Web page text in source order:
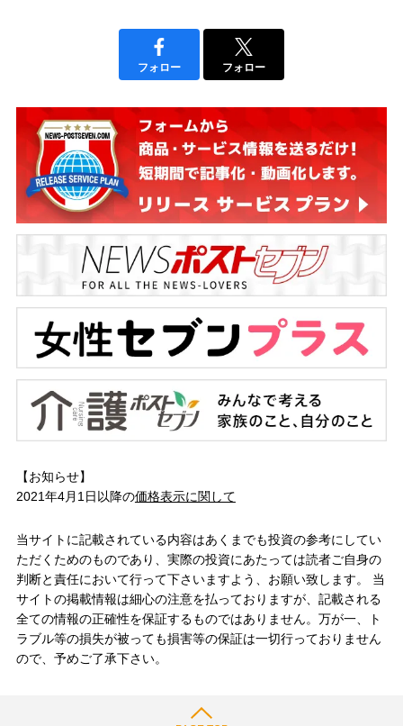
フォロー フォロー
【お知らせ】
2021年4月1日以降の価格表示に関して
当サイトに記載されている内容はあくまでも投資の参考にしてい
ただくためのものであり、実際の投資にあたっては読者ご自身の
判断と責任において行って下さいますよう、お願い致します。 当
サイトの掲載情報は細心の注意を払っておりますが、記載される
全ての情報の正確性を保証するものではありません。万が一、ト
ラブル等の損失が被っても損害等の保証は一切行っておりません
ので、予めご了承下さい。